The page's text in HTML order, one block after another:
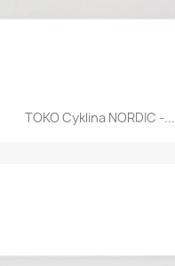
TOKO Cyklina NORDIC -...